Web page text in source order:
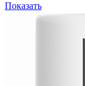
Показать